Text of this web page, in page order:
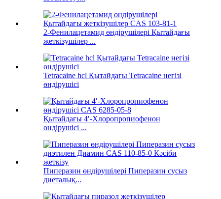
2-Фенилацетамид өндірушілері Қытайдағы
жеткізушілер ...
Tetracaine hcl Қытайдағы Tetracaine негізі
өндірушісі
Қытайдағы 4′-Хлоропропиофенон
өндірушісі ...
Пиперазин өндірушілері Пиперазин сусыз
диеталық...